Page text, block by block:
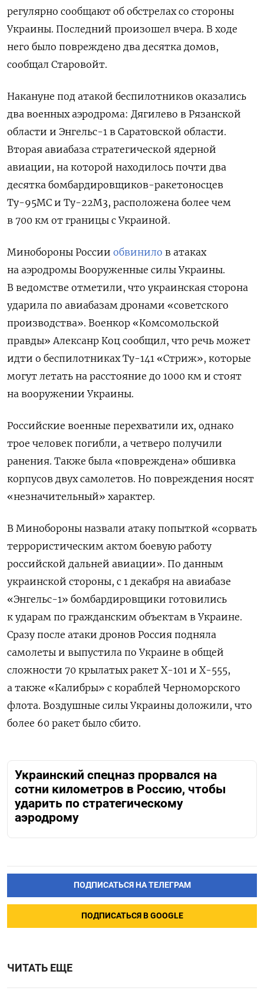
регулярно сообщают об обстрелах со стороны
Украины. Последний произошел вчера. В ходе
него было повреждено два десятка домов,
сообщал Старовойт.
Накануне под атакой беспилотников оказались
два военных аэродрома: Дягилево в Рязанской
области и Энгельс-1 в Саратовской области.
Вторая авиабаза стратегической ядерной
авиации, на которой находилось почти два
десятка бомбардировщиков-ракетоносцев
Ту-95МС и Ту-22М3, расположена более чем
в 700 км от границы с Украиной.
Минобороны России обвинило в атаках
на аэродромы Вооруженные силы Украины.
В ведомстве отметили, что украинская сторона
ударила по авиабазам дронами «советского
производства». Военкор «Комсомольской
правды» Алексанр Коц сообщил, что речь может
идти о беспилотниках Ту-141 «Стриж», которые
могут летать на расстояние до 1000 км и стоят
на вооружении Украины.
Российские военные перехватили их, однако
трое человек погибли, а четверо получили
ранения. Также была «повреждена» обшивка
корпусов двух самолетов. Но повреждения носят
«незначительный» характер.
В Минобороны назвали атаку попыткой «сорвать
террористическим актом боевую работу
российской дальней авиации». По данным
украинской стороны, с 1 декабря на авиабазе
«Энгельс-1» бомбардировщики готовились
к ударам по гражданским объектам в Украине.
Сразу после атаки дронов Россия подняла
самолеты и выпустила по Украине в общей
сложности 70 крылатых ракет Х-101 и Х-555,
а также «Калибры» с кораблей Черноморского
флота. Воздушные силы Украины доложили, что
более 60 ракет было сбито.
Украинский спецназ прорвался на
сотни километров в Россию, чтобы
ударить по стратегическому
аэродрому
ПОДПИСАТЬСЯ НА ТЕЛЕГРАМ
ПОДПИСАТЬСЯ В GOOGLE
ЧИТАТЬ ЕЩЕ